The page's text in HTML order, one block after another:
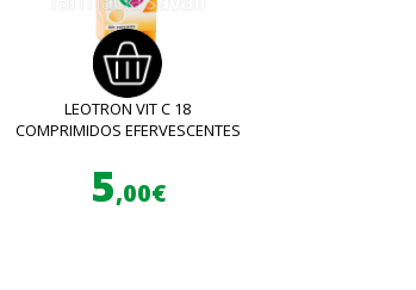
LEOTRON VIT C 18
COMPRIMIDOS EFERVESCENTES
5,00€